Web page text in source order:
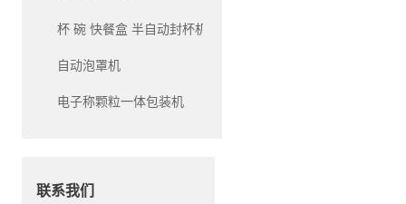
杯 碗 快餐盒 半自动封杯机和自动封杯机
自动泡罩机
电子称颗粒一体包装机
联系我们